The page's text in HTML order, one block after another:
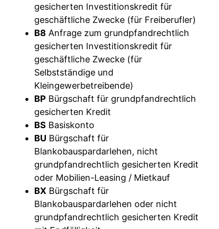
gesicherten Investitionskredit für
geschäftliche Zwecke (für Freiberufler)
B8 Anfrage zum grundpfandrechtlich
gesicherten Investitionskredit für
geschäftliche Zwecke (für
Selbstständige und
Kleingewerbetreibende)
BP Bürgschaft für grundpfandrechtlich
gesicherten Kredit
BS Basiskonto
BU Bürgschaft für
Blankobauspardarlehen, nicht
grundpfandrechtlich gesicherten Kredit
oder Mobilien-Leasing / Mietkauf
BX Bürgschaft für
Blankobauspardarlehen oder nicht
grundpfandrechtlich gesicherten Kredit